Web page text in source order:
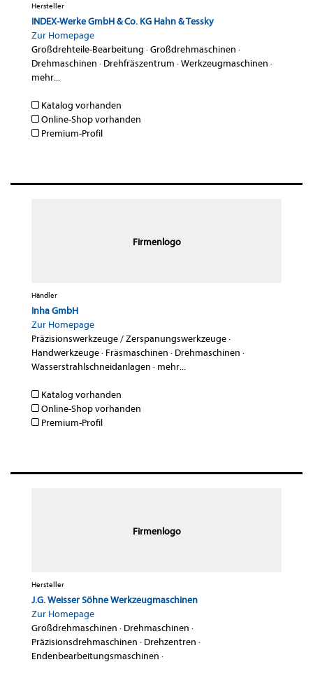
Hersteller
INDEX-Werke GmbH & Co. KG Hahn & Tessky
Zur Homepage
Großdrehteile-Bearbeitung ·Großdrehmaschinen ·
Drehmaschinen · Drehfräszentrum ·Werkzeugmaschinen ·
mehr...
Katalog vorhanden
Online-Shop vorhanden
Premium-Profil
Firmenlogo
Händler
Inha GmbH
Zur Homepage
Präzisionswerkzeuge / Zerspanungswerkzeuge·
Handwerkzeuge· Fräsmaschinen · Drehmaschinen ·
Wasserstrahlschneidanlagen · mehr...
Katalog vorhanden
Online-Shop vorhanden
Premium-Profil
Firmenlogo
Hersteller
J.G. Weisser Söhne Werkzeugmaschinen
Zur Homepage
Großdrehmaschinen · Drehmaschinen ·
Präzisionsdrehmaschinen · Drehzentren ·
Endenbearbeitungsmaschinen ·